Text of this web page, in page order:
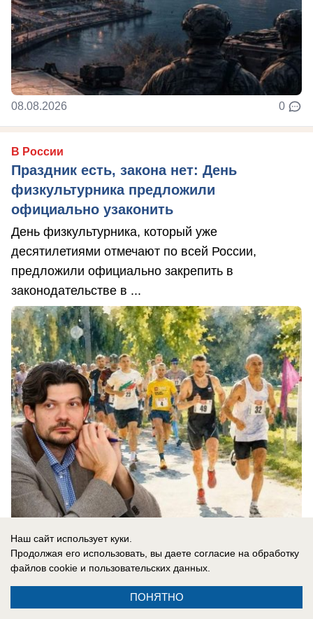
08.08.2026 0
В России
Праздник есть, закона нет: День
физкультурника предложили
официально узаконить
День физкультурника, который уже
десятилетиями отмечают по всей России,
предложили официально закрепить в
законодательстве в ...
08.08.2026
Наш сайт использует куки.
Продолжая его использовать, вы даете согласие на обработку
файлов cookie и пользовательских данных.
ПОНЯТНО